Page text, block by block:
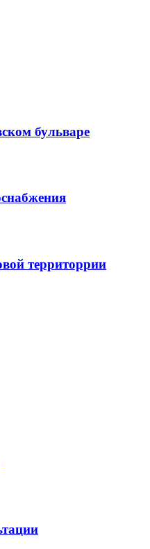
бульваре
территоррии